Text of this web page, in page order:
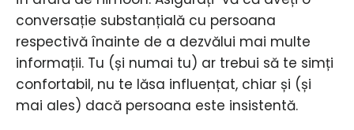
conversație substanțială cu persoana
respectivă înainte de a dezvălui mai multe
informații. Tu (și numai tu) ar trebui să te simți
confortabil, nu te lăsa influențat, chiar și (și
mai ales) dacă persoana este insistentă.